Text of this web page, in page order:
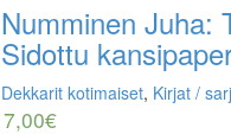
Numminen Juha:
Sidottu
Dekkarit kotimaiset, Kirjat /
7,00€